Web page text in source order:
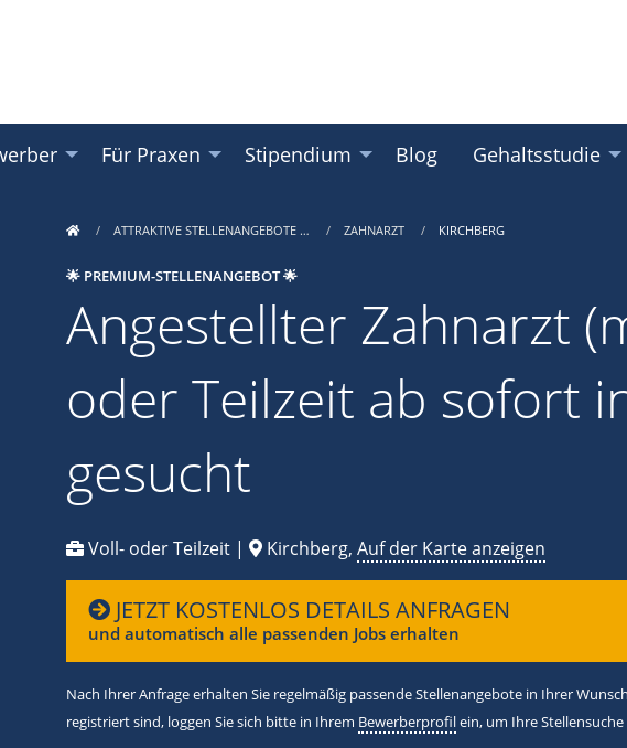
Für Praxen Stipendium Blog Gehaltsstudie
ATTRAKTIVE STELLENANGEBOTE … ZAHNARZT KIRCHBERG
🌟 PREMIUM-STELLENANGEBOT 🌟
Angestellter Zahnarzt
oder Teilzeit ab sofort
gesucht
Voll- oder Teilzeit | Kirchberg, Auf der Karte anzeigen
JETZT KOSTENLOS DETAILS ANFRAGEN
und automatisch alle passenden Jobs erhalten
Nach Ihrer Anfrage erhalten Sie regelmäßig passende Stellenangebote in Ihrer
registriert sind, loggen Sie sich bitte in Ihrem Bewerberprofilein, um Ihre